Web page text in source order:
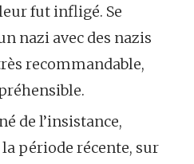
fut infligé. Se
nazi avec des nazis
recommandable,
de l’insistance,
période récente, sur